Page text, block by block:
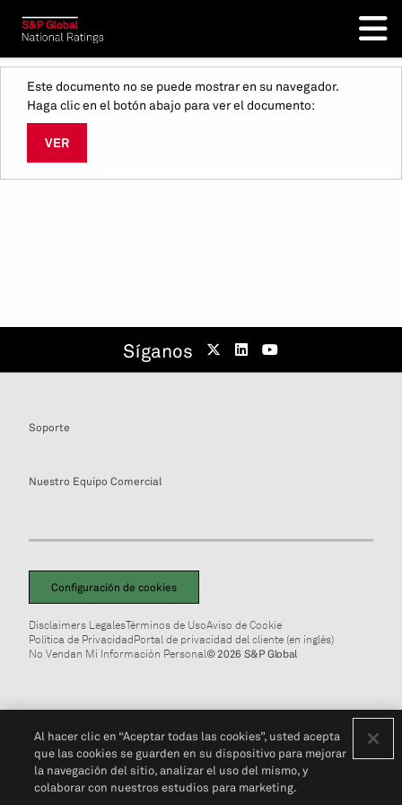
Este documento no se puede mostrar en su navegador.
Haga clic en el botón abajo para ver el documento:
VER
Síganos
Soporte
Nuestro Equipo Comercial
Configuración de cookies
Disclaimers LegalesTérminos de UsoAviso de Cookie
Política de PrivacidadPortal de privacidad del cliente (en inglés)
No Vendan Mi Información Personal© 2026 S&P Global
Al hacer clic en “Aceptar todas las cookies”, usted acepta
que las cookies se guarden en su dispositivo para mejorar
la navegación del sitio, analizar el uso del mismo, y
colaborar con nuestros estudios para marketing.